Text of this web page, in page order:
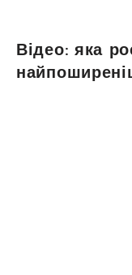
Відео: яка